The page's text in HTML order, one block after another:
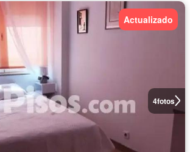
4fotos
Actualizado